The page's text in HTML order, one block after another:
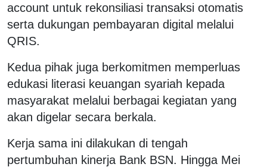
account untuk rekonsiliasi transaksi otomatis
serta dukungan pembayaran digital melalui
QRIS.
Kedua pihak juga berkomitmen memperluas
edukasi literasi keuangan syariah kepada
masyarakat melalui berbagai kegiatan yang
akan digelar secara berkala.
Kerja sama ini dilakukan di tengah
pertumbuhan kinerja Bank BSN. Hingga Mei